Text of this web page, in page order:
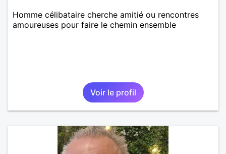
Homme célibataire cherche amitié ou rencontres
amoureuses pour faire le chemin ensemble
Voir le profil